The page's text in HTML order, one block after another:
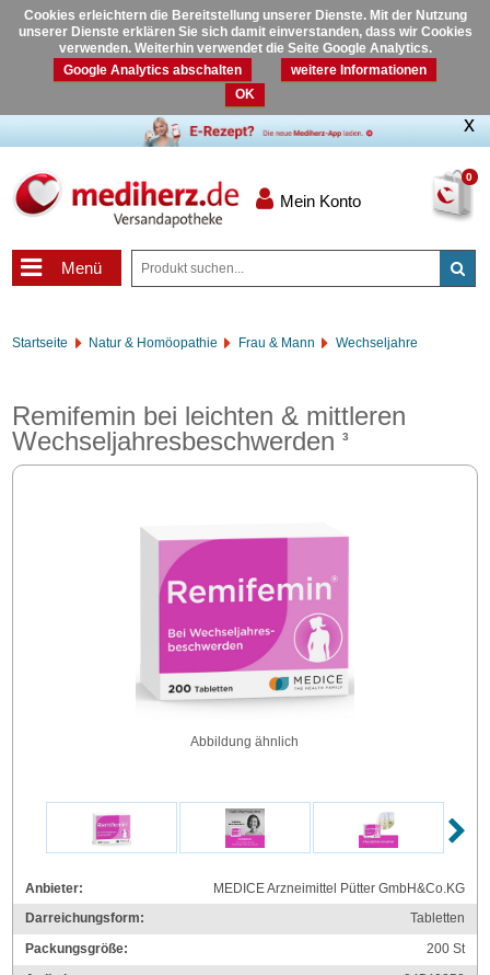
Cookies erleichtern die Bereitstellung unserer Dienste. Mit der Nutzung
unserer Dienste erklären Sie sich damit einverstanden, dass wir Cookies
verwenden. Weiterhin verwendet die Seite Google Analytics.
Google Analytics abschalten
weitere Informationen
OK
0
Mein Konto
Menü
Startseite Natur & Homöopathie Frau & Mann Wechseljahre
Remifemin bei leichten & mittleren
Wechseljahresbeschwerden3
Abbildung ähnlich
Anbieter:
MEDICE Arzneimittel Pütter GmbH&Co.KG
Darreichungsform:
Tabletten
Packungsgröße:
200St